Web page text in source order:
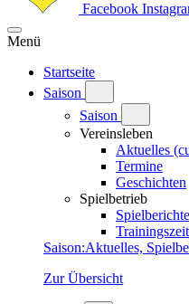
Facebook
Menü
Startseite
Saison
Saison
Vereinsleben
Aktuelles
Termine
Geschichten
Spielbetrieb
Spielberichte
Saison:Aktuelles,
Zur Übersicht